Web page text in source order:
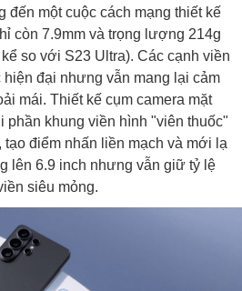
đến một cuộc cách mạng thiết kế
còn 7.9mm và trọng lượng 214g
so với S23 Ultra). Các cạnh viền
đại nhưng vẫn mang lại cảm
mái. Thiết kế cụm camera mặt
khung viền hình "viên thuốc"
tạo điểm nhấn liền mạch và mới lạ
lên 6.9 inch nhưng vẫn giữ tỷ lệ
siêu mỏng.